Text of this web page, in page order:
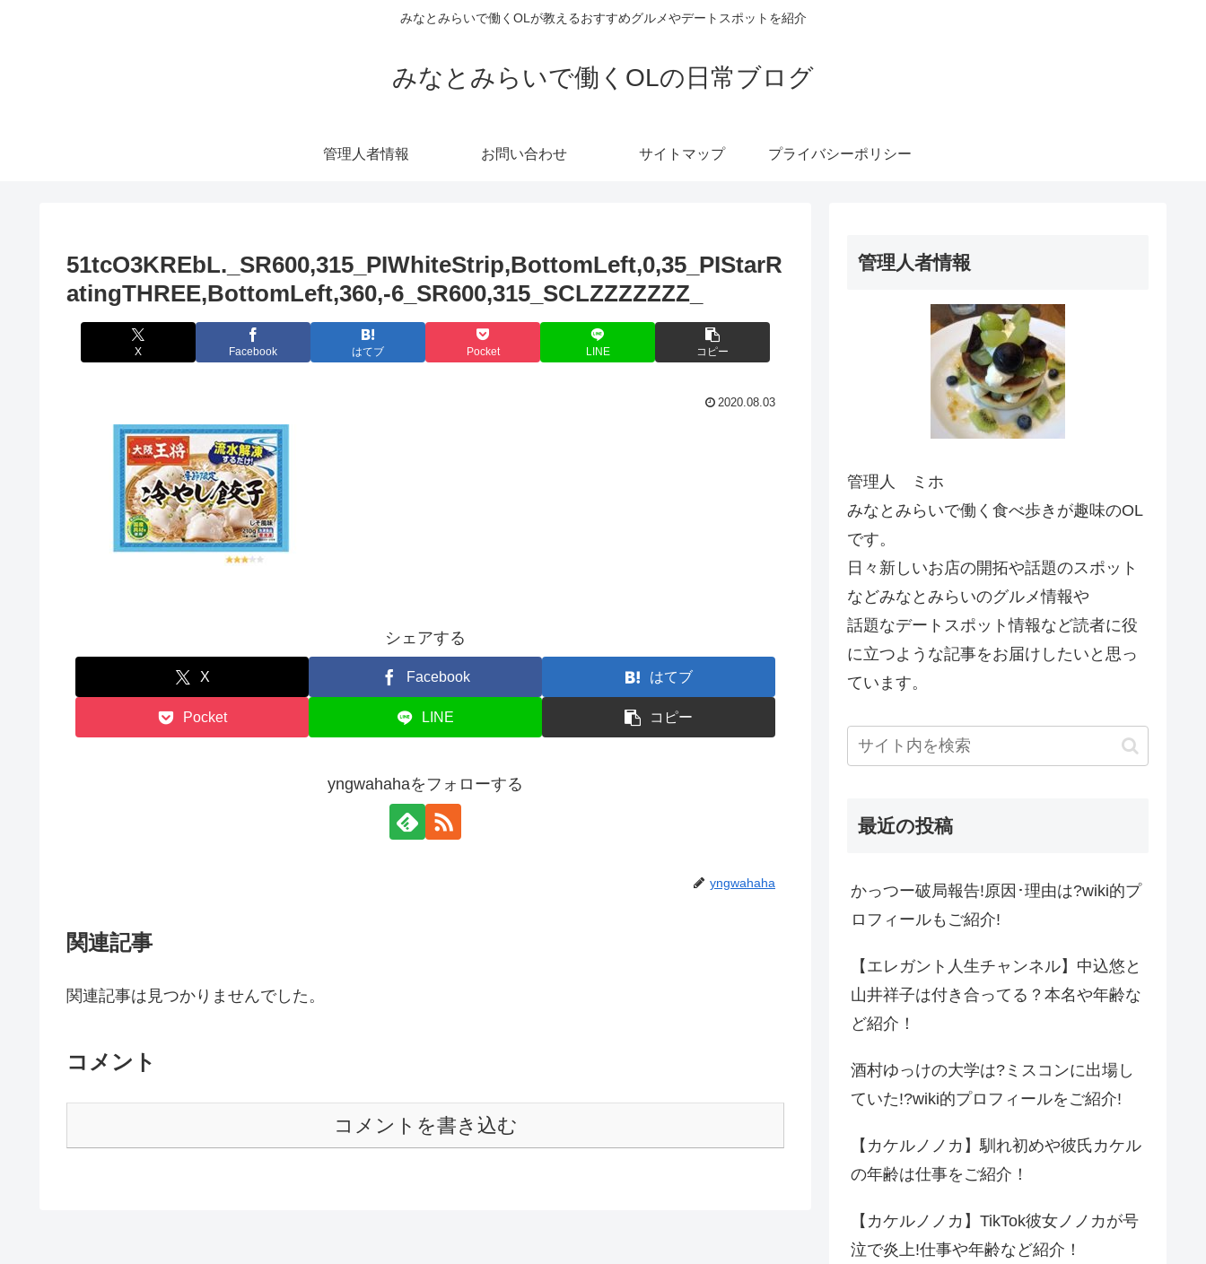
みなとみらいで働くOLが教えるおすすめグルメやデートスポットを紹介
みなとみらいで働くOLの日常ブログ
管理人者情報 お問い合わせ サイトマップ プライバシーポリシー
51tcO3KREbL._SR600,315_PIWhiteStrip,BottomLeft,0,35_PIStarR
atingTHREE,BottomLeft,360,-6_SR600,315_SCLZZZZZZZ_
X Facebook はてブ Pocket LINE コピー
2020.08.03
シェアする
X Facebook はてブ
Pocket LINE コピー
yngwahahaをフォローする
yngwahaha
関連記事
関連記事は見つかりませんでした。
コメント
コメントを書き込む
管理人者情報
管理人 ミホ
みなとみらいで働く食べ歩きが趣味のOL
です。
日々新しいお店の開拓や話題のスポット
などみなとみらいのグルメ情報や
話題なデートスポット情報など読者に役
に立つような記事をお届けしたいと思っ
ています。
最近の投稿
かっつー破局報告!原因･理由は?wiki的プ
ロフィールもご紹介!
【エレガント人生チャンネル】中込悠と
山井祥子は付き合ってる？本名や年齢な
ど紹介！
酒村ゆっけの大学は?ミスコンに出場し
ていた!?wiki的プロフィールをご紹介!
【カケルノノカ】馴れ初めや彼氏カケル
の年齢は仕事をご紹介！
【カケルノノカ】TikTok彼女ノノカが号
泣で炎上!仕事や年齢など紹介！